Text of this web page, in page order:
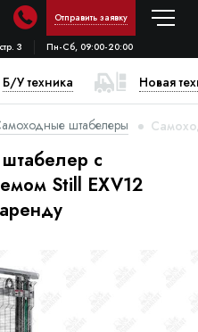
Отправить заявку
3 Пн-Сб, 09:00-20:00
Б/У техника Новая
штабелеры
с
Still EXV12